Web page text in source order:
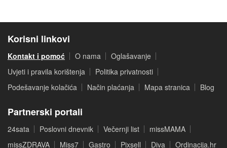
Korisni linkovi
Kontakt i pomoć O nama
Oglašavanje
Uvjeti i pravila korištenja
Politika privatnosti
Podešavanje kolačića
Način plaćanja Mapa stranica Blog
Partnerski portali
24sata Poslovni dnevnik Večernji list
missMAMA
missZDRAVA
Miss7 Gastro Pixsell Diva Ordinacija.hr